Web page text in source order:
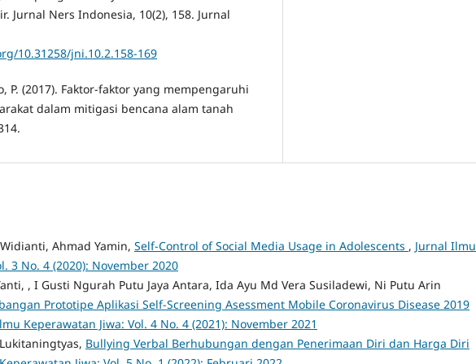
Jurnal Ners Indonesia, 10(2), 158. Jurnal
10.31258/jni.10.2.158-169
P. (2017). Faktor-faktor yang mempengaruhi
dalam mitigasi bencana alam tanah
Ahmad Yamin, Self-Control of Social Media Usage in Adolescents , Jurnal Ilmu
3 No. 4 (2020): November 2020
, I Gusti Ngurah Putu Jaya Antara, Ida Ayu Md Vera Susiladewi, Ni Putu Arin
Prototipe Aplikasi Self-Screening Asessment Mobile Coronavirus Disease 2019
Keperawatan Jiwa: Vol. 4 No. 4 (2021): November 2021
Bullying Verbal Berhubungan dengan Penerimaan Diri dan Harga Diri